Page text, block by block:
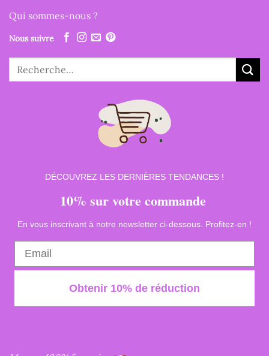
Qui sommes-nous ?
Nous suivre
Recherche
pour :
DÉCOUVREZ LES DERNIÈRES TENDANCES !
10% sur votre commande
En vous inscrivant à notre newsletter ci-dessous. Profitez-en !
Obtenir 10% de réduction